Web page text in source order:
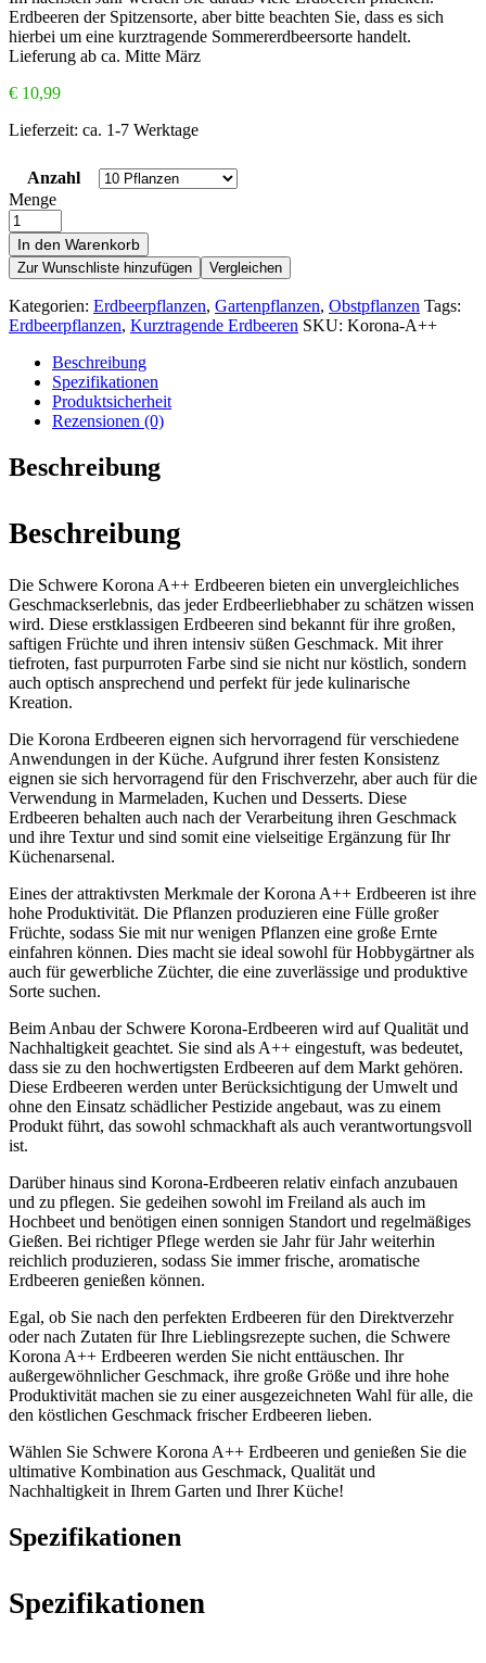
Erdbeeren der Spitzensorte, aber bitte beachten Sie, dass es sich
hierbei um eine kurztragende Sommererdbeersorte handelt.
Lieferung ab ca. Mitte März
€ 10,99
Lieferzeit: ca. 1-7 Werktage
Anzahl
Menge
In den Warenkorb
Zur Wunschliste hinzufügen Vergleichen
Kategorien: Erdbeerpflanzen, Gartenpflanzen, Obstpflanzen Tags:
Erdbeerpflanzen, Kurztragende Erdbeeren SKU: Korona-A++
Beschreibung
Spezifikationen
Produktsicherheit
Rezensionen (0)
Beschreibung
Beschreibung
Die Schwere Korona A++ Erdbeeren bieten ein unvergleichliches
Geschmackserlebnis, das jeder Erdbeerliebhaber zu schätzen wissen
wird. Diese erstklassigen Erdbeeren sind bekannt für ihre großen,
saftigen Früchte und ihren intensiv süßen Geschmack. Mit ihrer
tiefroten, fast purpurroten Farbe sind sie nicht nur köstlich, sondern
auch optisch ansprechend und perfekt für jede kulinarische
Kreation.
Die Korona Erdbeeren eignen sich hervorragend für verschiedene
Anwendungen in der Küche. Aufgrund ihrer festen Konsistenz
eignen sie sich hervorragend für den Frischverzehr, aber auch für die
Verwendung in Marmeladen, Kuchen und Desserts. Diese
Erdbeeren behalten auch nach der Verarbeitung ihren Geschmack
und ihre Textur und sind somit eine vielseitige Ergänzung für Ihr
Küchenarsenal.
Eines der attraktivsten Merkmale der Korona A++ Erdbeeren ist ihre
hohe Produktivität. Die Pflanzen produzieren eine Fülle großer
Früchte, sodass Sie mit nur wenigen Pflanzen eine große Ernte
einfahren können. Dies macht sie ideal sowohl für Hobbygärtner als
auch für gewerbliche Züchter, die eine zuverlässige und produktive
Sorte suchen.
Beim Anbau der Schwere Korona-Erdbeeren wird auf Qualität und
Nachhaltigkeit geachtet. Sie sind als A++ eingestuft, was bedeutet,
dass sie zu den hochwertigsten Erdbeeren auf dem Markt gehören.
Diese Erdbeeren werden unter Berücksichtigung der Umwelt und
ohne den Einsatz schädlicher Pestizide angebaut, was zu einem
Produkt führt, das sowohl schmackhaft als auch verantwortungsvoll
ist.
Darüber hinaus sind Korona-Erdbeeren relativ einfach anzubauen
und zu pflegen. Sie gedeihen sowohl im Freiland als auch im
Hochbeet und benötigen einen sonnigen Standort und regelmäßiges
Gießen. Bei richtiger Pflege werden sie Jahr für Jahr weiterhin
reichlich produzieren, sodass Sie immer frische, aromatische
Erdbeeren genießen können.
Egal, ob Sie nach den perfekten Erdbeeren für den Direktverzehr
oder nach Zutaten für Ihre Lieblingsrezepte suchen, die Schwere
Korona A++ Erdbeeren werden Sie nicht enttäuschen. Ihr
außergewöhnlicher Geschmack, ihre große Größe und ihre hohe
Produktivität machen sie zu einer ausgezeichneten Wahl für alle, die
den köstlichen Geschmack frischer Erdbeeren lieben.
Wählen Sie Schwere Korona A++ Erdbeeren und genießen Sie die
ultimative Kombination aus Geschmack, Qualität und
Nachhaltigkeit in Ihrem Garten und Ihrer Küche!
Spezifikationen
Spezifikationen